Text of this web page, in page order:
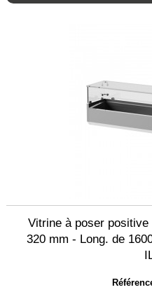
Vitrine à poser
320 mm - Long. de